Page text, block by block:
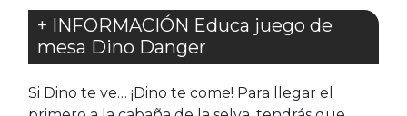
+ INFORMACIÓN Educa juego de
mesa Dino Danger
Si Dino te ve… ¡Dino te come! Para llegar el